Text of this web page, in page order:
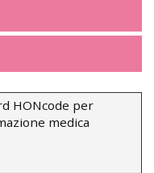
HONcode per
medica